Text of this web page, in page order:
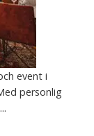
event i
personlig